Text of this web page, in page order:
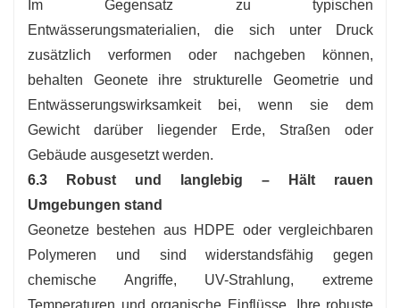
Im Gegensatz zu typischen
Entwässerungsmaterialien, die sich unter Druck
zusätzlich verformen oder nachgeben können,
behalten Geonete ihre strukturelle Geometrie und
Entwässerungswirksamkeit bei, wenn sie dem
Gewicht darüber liegender Erde, Straßen oder
Gebäude ausgesetzt werden.
6.3 Robust und langlebig – Hält rauen
Umgebungen stand
Geonetze bestehen aus HDPE oder vergleichbaren
Polymeren und sind widerstandsfähig gegen
chemische Angriffe, UV-Strahlung, extreme